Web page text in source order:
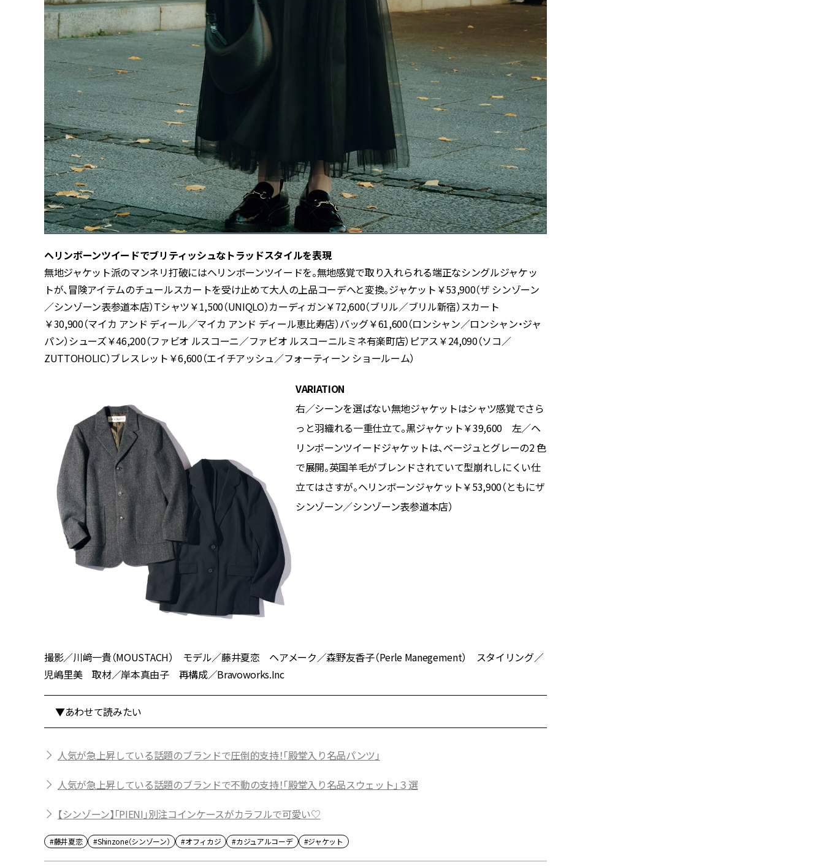
ヘリンボーンツイードでブリティッシュなトラッドスタイルを表現
無地ジャケット派のマンネリ打破にはヘリンボーンツイードを。無地感覚で取り入れられる端正なシングルジャケッ
トが、冒険アイテムのチュールスカートを受け止めて大人の上品コーデへと変換。ジャケット￥53,900（ザ シンゾーン
／シンゾーン表参道本店）Tシャツ￥1,500（UNIQLO）カーディガン￥72,600（ブリル／ブリル新宿）スカート
￥30,900（マイカ アンド ディール／マイカ アンド ディール恵比寿店）バッグ￥61,600（ロンシャン／ロンシャン・ジャ
パン）シューズ￥46,200（ファビオ ルスコーニ／ファビオ ルスコーニルミネ有楽町店）ピアス￥24,090（ソコ／
ZUTTOHOLIC）ブレスレット￥6,600（エイチアッシュ／フォーティーン ショールーム）
VARIATION
右／シーンを選ばない無地ジャケットはシャツ感覚でさら
っと羽織れる一重仕立て。黒ジャケット￥39,600 左／ヘ
リンボーンツイードジャケットは、ベージュとグレーの2 色
で展開。英国羊毛がブレンドされていて型崩れしにくい仕
立てはさすが。ヘリンボーンジャケット￥53,900（ともにザ
シンゾーン／シンゾーン表参道本店）
撮影／川﨑一貴（MOUSTACH） モデル／藤井夏恋 ヘアメーク／森野友香子（Perle Manegement） スタイリング／
児嶋里美 取材／岸本真由子 再構成／Bravoworks.Inc
▼あわせて読みたい
人気が急上昇している話題のブランドで圧倒的支持！「殿堂入り名品パンツ」
人気が急上昇している話題のブランドで不動の支持！「殿堂入り名品スウェット」３選
【シンゾーン】「PIENI」別注コインケースがカラフルで可愛い♡
#藤井夏恋 #Shinzone（シンゾーン） #オフィカジ #カジュアルコーデ #ジャケット